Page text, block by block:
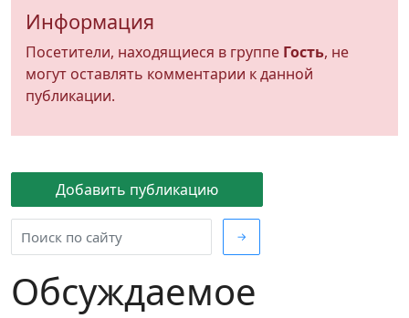
Добавить публикацию
→
Обсуждаемое
Информация
Посетители, находящиеся в группе Гость, не
могут оставлять комментарии к данной
публикации.